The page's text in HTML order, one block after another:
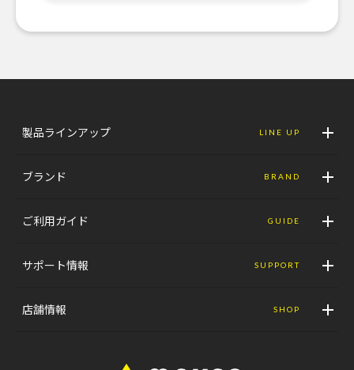
製品ラインアップ LINE UP
ブランド BRAND
ご利用ガイド GUIDE
サポート情報 SUPPORT
店舗情報 SHOP